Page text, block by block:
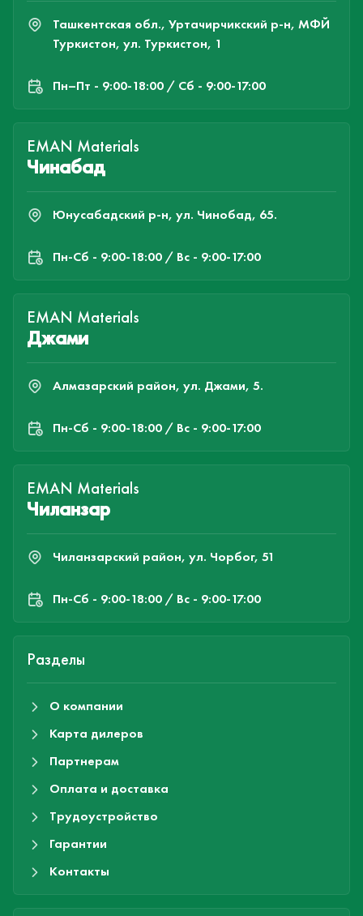
Ташкентская обл., Уртачирчикский р-н, МФЙ
Туркистон, ул. Туркистон, 1
Пн–Пт - 9:00-18:00 / Сб - 9:00-17:00
EMAN Materials
Чинабад
Юнусабадский р-н, ул. Чинобад, 65.
Пн-Cб - 9:00-18:00 / Вс - 9:00-17:00
EMAN Materials
Джами
Алмазарский район, ул. Джами, 5.
Пн-Cб - 9:00-18:00 / Вс - 9:00-17:00
EMAN Materials
Чиланзар
Чиланзарский район, ул. Чорбог, 51
Пн-Cб - 9:00-18:00 / Вс - 9:00-17:00
Разделы
О компании
Карта дилеров
Партнерам
Оплата и доставка
Трудоустройство
Гарантии
Контакты